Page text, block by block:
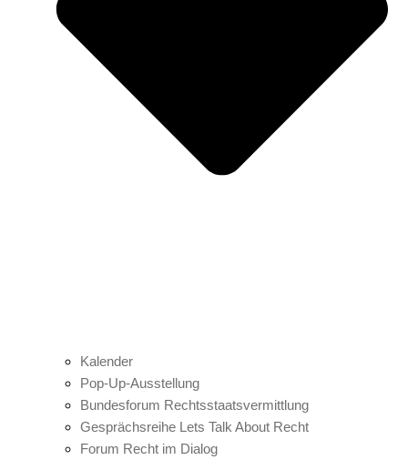
Kalender
Pop-Up-Ausstellung
Bundesforum Rechtsstaatsvermittlung
Gesprächsreihe Lets Talk About Recht
Forum Recht im Dialog